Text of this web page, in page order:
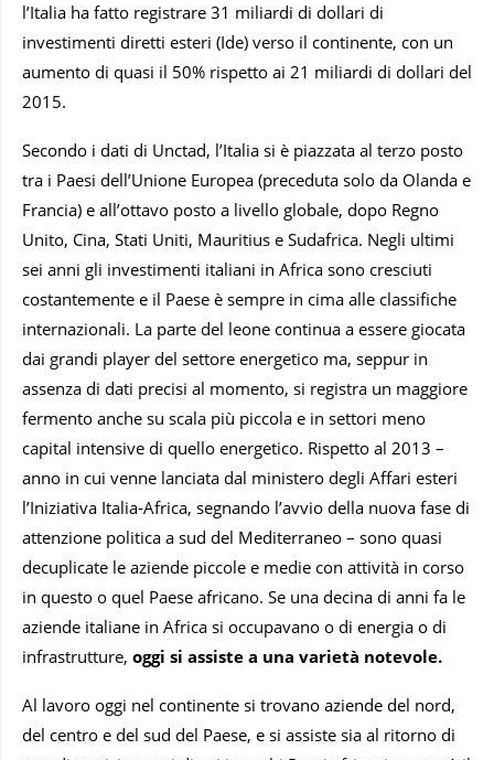
l’Italia ha fatto registrare 31 miliardi di dollari di
investimenti diretti esteri (Ide) verso il continente, con un
aumento di quasi il 50% rispetto ai 21 miliardi di dollari del
2015.
Secondo i dati di Unctad, l’Italia si è piazzata al terzo posto
tra i Paesi dell’Unione Europea (preceduta solo da Olanda e
Francia) e all’ottavo posto a livello globale, dopo Regno
Unito, Cina, Stati Uniti, Mauritius e Sudafrica. Negli ultimi
sei anni gli investimenti italiani in Africa sono cresciuti
costantemente e il Paese è sempre in cima alle classifiche
internazionali. La parte del leone continua a essere giocata
dai grandi player del settore energetico ma, seppur in
assenza di dati precisi al momento, si registra un maggiore
fermento anche su scala più piccola e in settori meno
capital intensive di quello energetico. Rispetto al 2013 –
anno in cui venne lanciata dal ministero degli Affari esteri
l’Iniziativa Italia-Africa, segnando l’avvio della nuova fase di
attenzione politica a sud del Mediterraneo – sono quasi
decuplicate le aziende piccole e medie con attività in corso
in questo o quel Paese africano. Se una decina di anni fa le
aziende italiane in Africa si occupavano o di energia o di
infrastrutture, oggi si assiste a una varietà notevole.
Al lavoro oggi nel continente si trovano aziende del nord,
del centro e del sud del Paese, e si assiste sia al ritorno di